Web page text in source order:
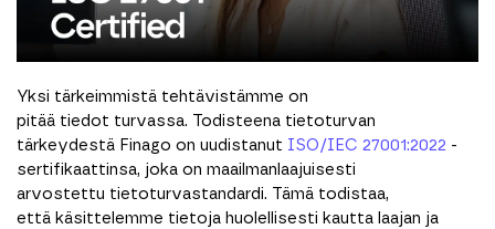
Yksi tärkeimmistä tehtävistämme on
pitää tiedot turvassa. Todisteena tietoturvan
tärkeydestä Finago on uudistanut ISO/IEC 27001:2022 -
sertifikaattinsa, joka on maailmanlaajuisesti
arvostettu tietoturvastandardi. Tämä todistaa,
että käsittelemme tietoja huolellisesti kautta laajan ja